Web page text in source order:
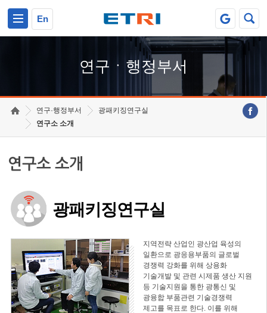
En
연구ㆍ행정부서
연구·행정부서
광패키징연구실
연구소 소개
연구소 소개
광패키징연구실
지역전략 산업인 광산업 육성의
일환으로 광응용부품의 글로벌
경쟁력 강화를 위해 상용화
기술개발 및 관련 시제품 생산 지원
등 기술지원을 통한 광통신 및
광융합 부품관련 기술경쟁력
제고를 목표로 한다. 이를 위해